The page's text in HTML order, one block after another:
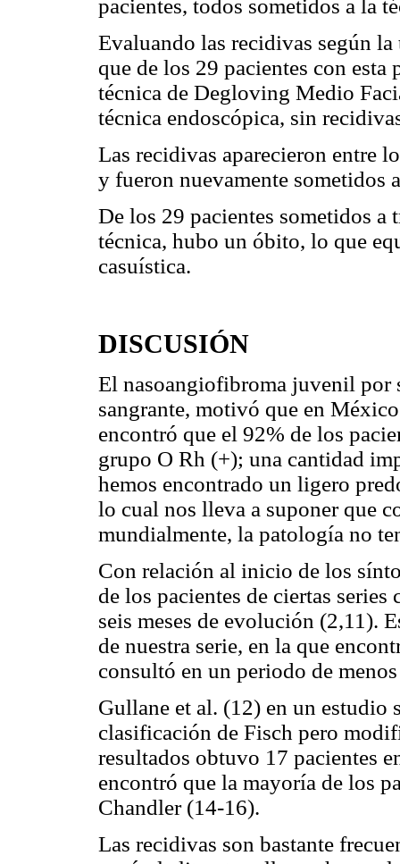
pacientes, todos sometidos a la
Evaluando las recidivas según
que de los 29 pacientes con
técnica de Degloving Medio
técnica endoscópica, sin
Las recidivas aparecieron entre
y fueron nuevamente sometidos
De los 29 pacientes sometidos
técnica, hubo un óbito, lo que
casuística.
DISCUSIÓN
El nasoangiofibroma juvenil por
sangrante, motivó que en
encontró que el 92% de los
grupo O Rh (+); una cantidad
hemos encontrado un ligero
lo cual nos lleva a suponer que
mundialmente, la patología no
Con relación al inicio de los
de los pacientes de ciertas
seis meses de evolución (2,11).
de nuestra serie, en la que
consultó en un periodo de
Gullane et al. (12) en un
clasificación de Fisch pero
resultados obtuvo 17 pacientes
encontró que la mayoría de los
Chandler (14-16).
Las recidivas son bastante